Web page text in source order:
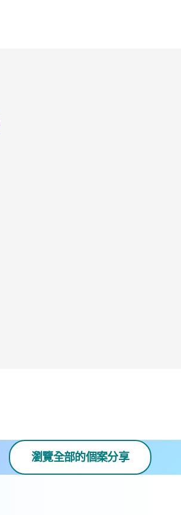
瀏覽全部的個案分享